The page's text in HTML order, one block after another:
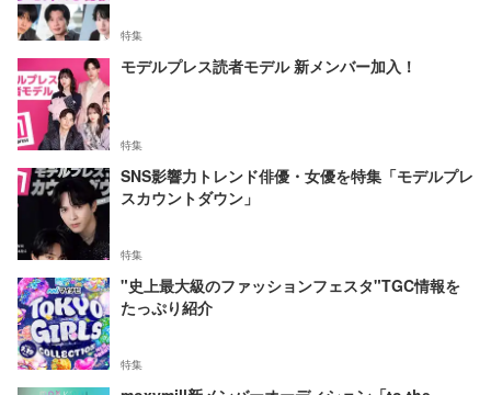
特集
モデルプレス読者モデル 新メンバー加入！
特集
SNS影響力トレンド俳優・女優を特集「モデルプレ
スカウントダウン」
特集
"史上最大級のファッションフェスタ"TGC情報を
たっぷり紹介
特集